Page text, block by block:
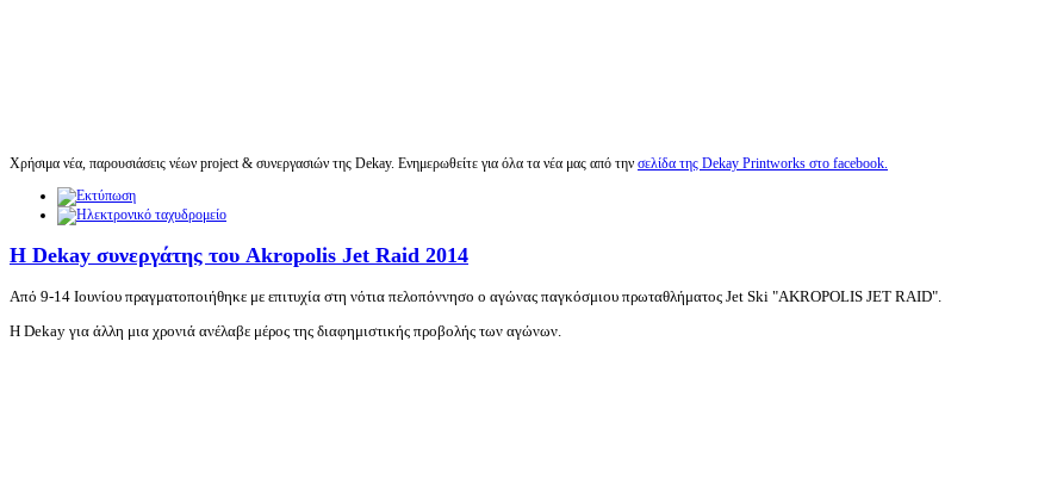
Χρήσιμα νέα, παρουσιάσεις νέων project & συνεργασιών της Dekay. Ενημερωθείτε για όλα τα νέα μας από την σελίδα της Dekay Printworks στο facebook.
Η Dekay συνεργάτης του Akropolis Jet Raid 2014
Από 9-14 Ιουνίου πραγματοποιήθηκε με επιτυχία στη νότια πελοπόννησο ο αγώνας παγκόσμιου πρωταθλήματος Jet Ski "AKROPOLIS JET RAID".
Η Dekay για άλλη μια χρονιά ανέλαβε μέρος της διαφημιστικής προβολής των αγώνων.